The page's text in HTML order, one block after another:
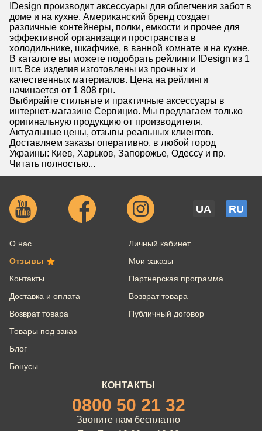
IDesign производит аксессуары для облегчения забот в
доме и на кухне. Американский бренд создает
различные контейнеры, полки, емкости и прочее для
эффективной организации пространства в
холодильнике, шкафчике, в ванной комнате и на кухне.
В каталоге вы можете подобрать рейлинги IDesign из 1
шт. Все изделия изготовлены из прочных и
качественных материалов. Цена на рейлинги
начинается от 1 808 грн.
Выбирайте стильные и практичные аксессуары в
интернет-магазине Сервицио. Мы предлагаем только
оригинальную продукцию от производителя.
Актуальные цены, отзывы реальных клиентов.
Доставляем заказы оперативно, в любой город
Украины: Киев, Харьков, Запорожье, Одессу и пр.
Читать полностью...
UA RU
О нас
Отзывы
Контакты
Доставка и оплата
Возврат товара
Товары под заказ
Блог
Бонусы
Личный кабинет
Мои заказы
Партнерская программа
Возврат товара
Публичный договор
КОНТАКТЫ
0800 50 21 32
Звоните нам бесплатно